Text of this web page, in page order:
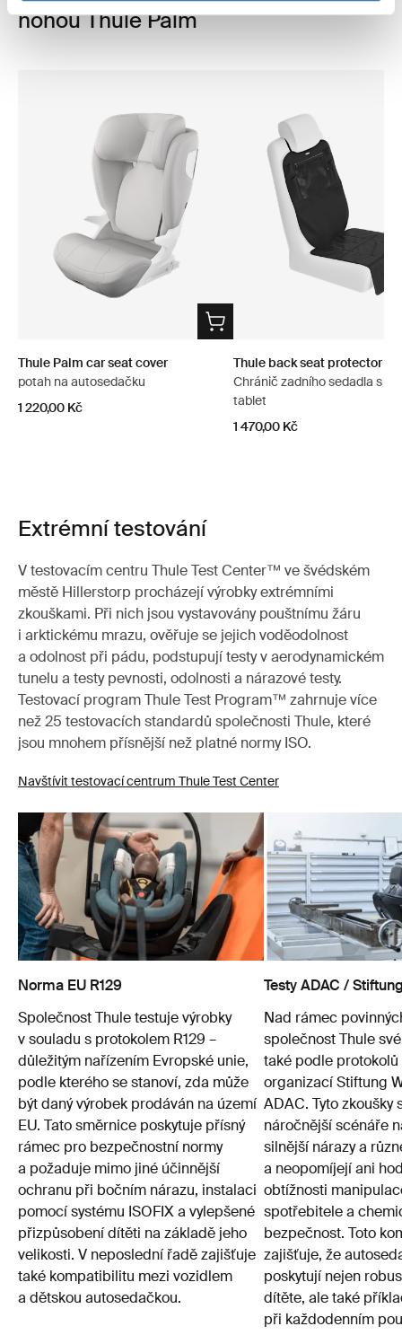
nohou Thule Palm
Thule Palm car seat cover
potah na autosedačku
1 220,00 Kč
Thule back seat protector
Chránič zadního sedadla s
tablet
1 470,00 Kč
Extrémní testování
V testovacím centru Thule Test Center™ ve švédském
městě Hillerstorp procházejí výrobky extrémními
zkouškami. Při nich jsou vystavovány pouštnímu žáru
i arktickému mrazu, ověřuje se jejich voděodolnost
a odolnost při pádu, podstupují testy v aerodynamickém
tunelu a testy pevnosti, odolnosti a nárazové testy.
Testovací program Thule Test Program™ zahrnuje více
než 25 testovacích standardů společnosti Thule, které
jsou mnohem přísnější než platné normy ISO.
Navštívit testovací centrum Thule Test Center
Norma EU R129
Společnost Thule testuje výrobky
v souladu s protokolem R129 –
důležitým nařízením Evropské unie,
podle kterého se stanoví, zda může
být daný výrobek prodáván na území
EU. Tato směrnice poskytuje přísný
rámec pro bezpečnostní normy
a požaduje mimo jiné účinnější
ochranu při bočním nárazu, instalaci
pomocí systému ISOFIX a vylepšené
přizpůsobení dítěti na základě jeho
velikosti. V neposlední řadě zajišťuje
také kompatibilitu mezi vozidlem
a dětskou autosedačkou.
Testy ADAC /
Nad rámec
společnost Thule
také podle
organizací Stiftung
ADAC. Tyto zkoušky
náročnější scénáře
silnější nárazy a
a neopomíjejí ani
obtížnosti
spotřebitele a
bezpečnost. Toto
zajišťuje, že
poskytují nejen
dítěte, ale také
při každodenním